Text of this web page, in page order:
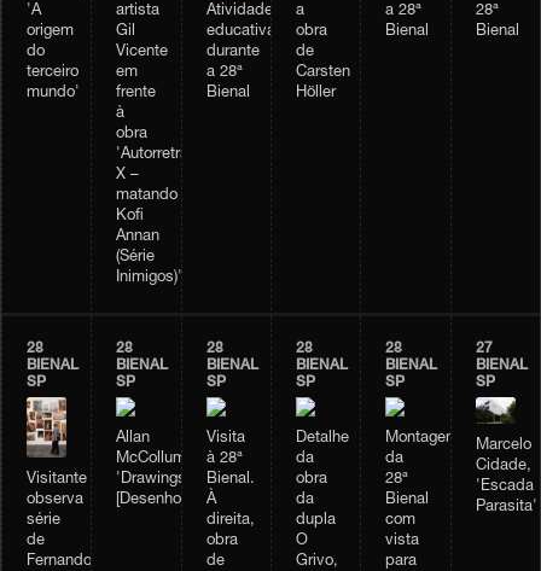
'A
origem
do
terceiro
mundo'
artista
Gil
Vicente
em
frente
à
obra
'Autorretrato
X –
matando
Kofi
Annan
(Série
Inimigos)'
Atividade
educativa
durante
a 28ª
Bienal
a
obra
de
Carsten
Höller
a 28ª
Bienal
28ª
Bienal
28
BIENAL
SP
Visitante
observa
série
de
Fernando
28
BIENAL
SP
Allan
McCollum,
'Drawings'
[Desenhos]
28
BIENAL
SP
Visita
à 28ª
Bienal.
À
direita,
obra
de
28
BIENAL
SP
Detalhe
da
obra
da
dupla
O
Grivo,
28
BIENAL
SP
Montagem
da
28ª
Bienal
com
vista
para
27
BIENAL
SP
Marcelo
Cidade,
'Escada
Parasita'